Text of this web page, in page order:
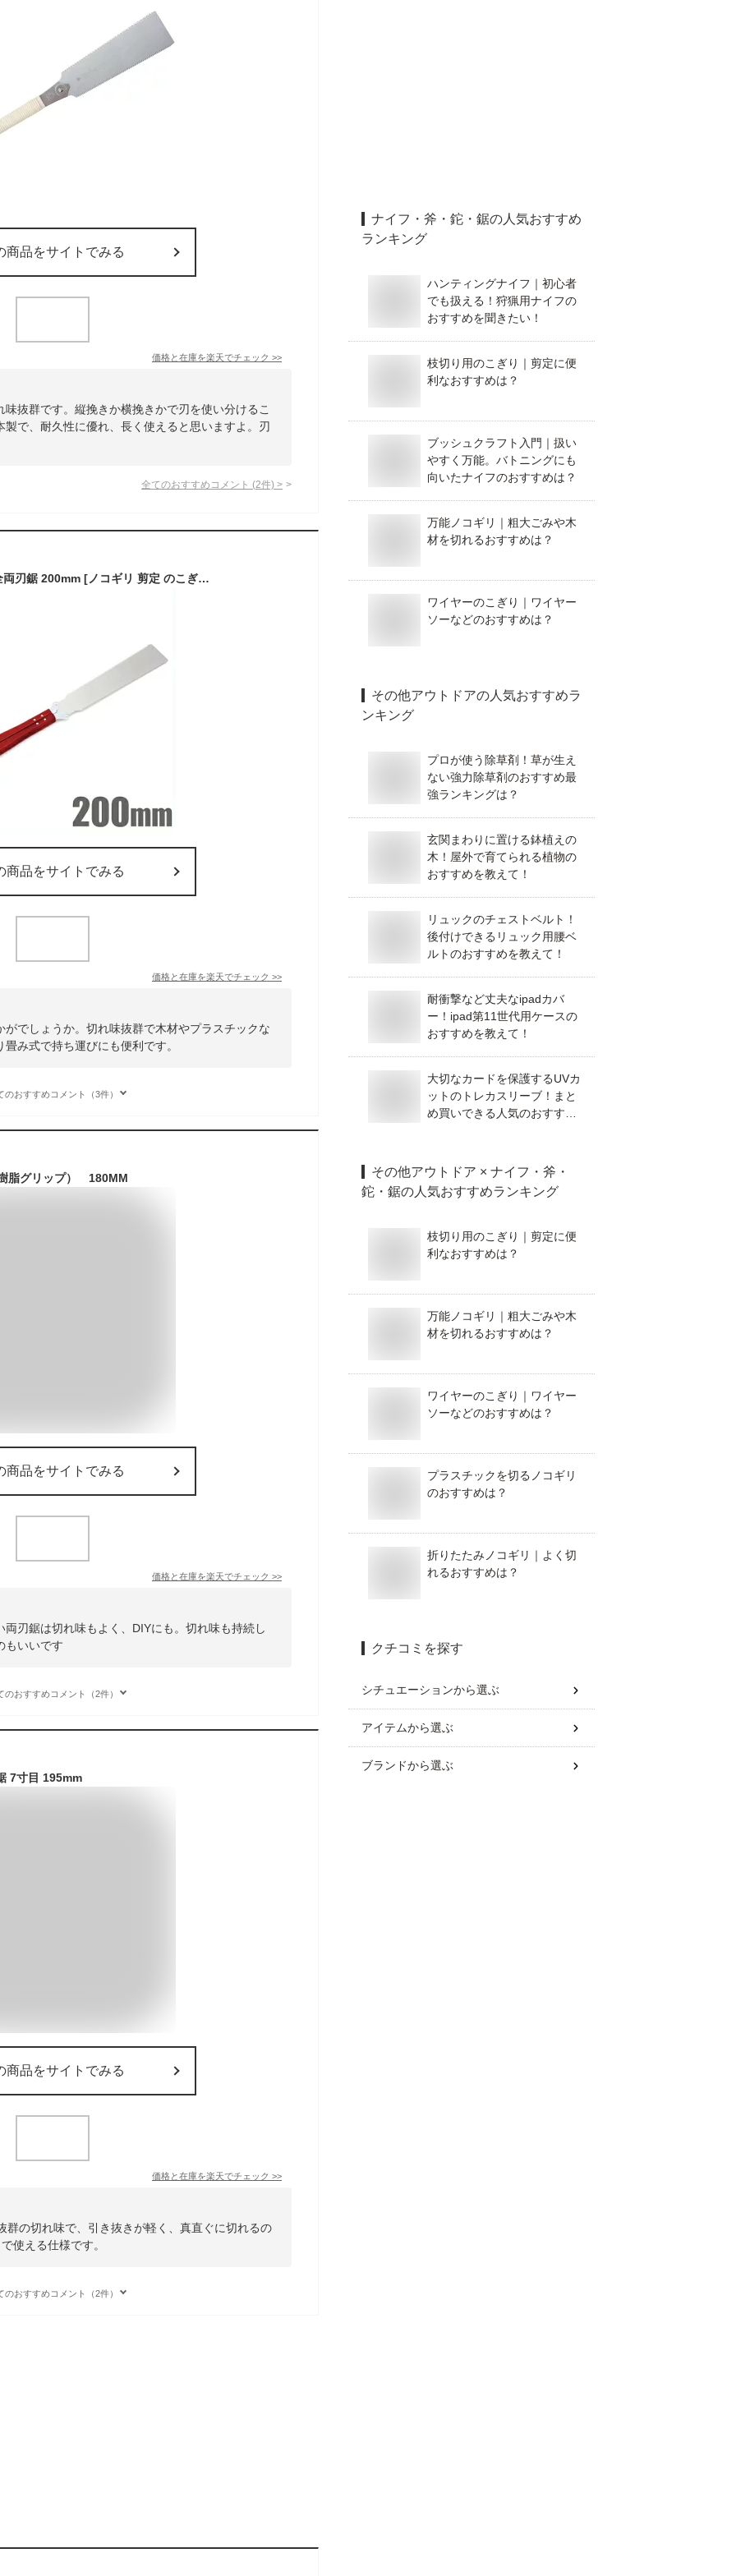
商品をサイトでみる
価格と在庫を楽天でチェック >>
抜群です。縦挽きか横挽きかで刃を使い分けるこ
で、耐久性に優れ、長く使えると思いますよ。刃
全てのおすすめコメント (2件) >
SK11 折りたたみ 安全両刃鋸 200mm [ノコギリ 剪定 のこぎり プラスチック 万能 粗大ゴミ 解体]
商品をサイトでみる
価格と在庫を楽天でチェック >>
でしょうか。切れ味抜群で木材やプラスチックな
み式で持ち運びにも便利です。
のおすすめコメント（3件）
脂グリップ） 180MM
商品をサイトでみる
価格と在庫を楽天でチェック >>
刃鋸は切れ味もよく、DIYにも。切れ味も持続し
もいいです
のおすすめコメント（2件）
7寸目 195mm
商品をサイトでみる
価格と在庫を楽天でチェック >>
群の切れ味で、引き抜きが軽く、真直ぐに切れるの
使える仕様です。
のおすすめコメント（2件）
ナイフ・斧・鉈・鋸の人気おすすめ
ランキング
ハンティングナイフ｜初心者
でも扱える！狩猟用ナイフの
おすすめを聞きたい！
枝切り用のこぎり｜剪定に便
利なおすすめは？
ブッシュクラフト入門｜扱い
やすく万能。バトニングにも
向いたナイフのおすすめは？
万能ノコギリ｜粗大ごみや木
材を切れるおすすめは？
ワイヤーのこぎり｜ワイヤー
ソーなどのおすすめは？
その他アウトドアの人気おすすめラ
ンキング
プロが使う除草剤！草が生え
ない強力除草剤のおすすめ最
強ランキングは？
玄関まわりに置ける鉢植えの
木！屋外で育てられる植物の
おすすめを教えて！
リュックのチェストベルト！
後付けできるリュック用腰ベ
ルトのおすすめを教えて！
耐衝撃など丈夫なipadカバ
ー！ipad第11世代用ケースの
おすすめを教えて！
大切なカードを保護するUVカ
ットのトレカスリーブ！まと
め買いできる人気のおすすめ
その他アウトドア × ナイフ・斧・
鉈・鋸の人気おすすめランキング
枝切り用のこぎり｜剪定に便
利なおすすめは？
万能ノコギリ｜粗大ごみや木
材を切れるおすすめは？
ワイヤーのこぎり｜ワイヤー
ソーなどのおすすめは？
プラスチックを切るノコギリ
のおすすめは？
折りたたみノコギリ｜よく切
れるおすすめは？
クチコミを探す
シチュエーションから選ぶ
アイテムから選ぶ
ブランドから選ぶ